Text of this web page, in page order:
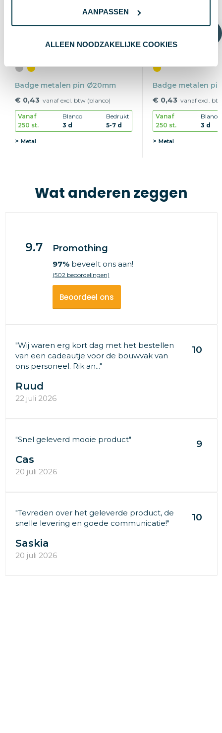
AANPASSEN
ALLEEN NOODZAKELIJKE COOKIES
Badge metalen pin Ø20mm
€ 0,43 vanaf excl. btw (blanco)
Vanaf
250 st.
Blanco
3 d
Bedrukt
5-7 d
Metal
Badge metalen
€ 0,43 vanaf excl.
Vanaf
250 st.
Blanco
3 d
Metal
Wat anderen zeggen
9.7 Promothing
97%beveelt ons aan!
(502 beoordelingen)
Beoordeel ons
"Wij waren erg kort dag met het bestellen
van een cadeautje voor de bouwvak van
ons personeel. Rik an..."
10
Ruud
22 juli 2026
"Snel geleverd mooie product" 9
Cas
20 juli 2026
"Tevreden over het geleverde product, de
snelle levering en goede communicatie!"
10
Saskia
20 juli 2026